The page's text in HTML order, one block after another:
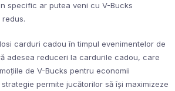
specific ar putea veni cu V-Bucks
carduri cadou în timpul evenimentelor de
adesea reduceri la cardurile cadou, care
de V-Bucks pentru economii
permite jucătorilor să își maximizeze